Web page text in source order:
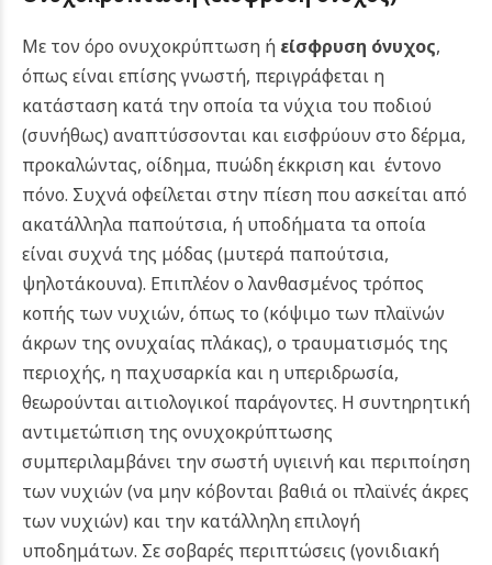
Με τον όρο ονυχοκρύπτωση ή είσφρυση όνυχος,
όπως είναι επίσης γνωστή, περιγράφεται η
κατάσταση κατά την οποία τα νύχια του ποδιού
(συνήθως) αναπτύσσονται και εισφρύουν στο δέρμα,
προκαλώντας, οίδημα, πυώδη έκκριση και έντονο
πόνο. Συχνά οφείλεται στην πίεση που ασκείται από
ακατάλληλα παπούτσια, ή υποδήματα τα οποία
είναι συχνά της μόδας (μυτερά παπούτσια,
ψηλοτάκουνα). Επιπλέον ο λανθασμένος τρόπος
κοπής των νυχιών, όπως το (κόψιμο των πλαϊνών
άκρων της ονυχαίας πλάκας), ο τραυματισμός της
περιοχής, η παχυσαρκία και η υπεριδρωσία,
θεωρούνται αιτιολογικοί παράγοντες. Η συντηρητική
αντιμετώπιση της ονυχοκρύπτωσης
συμπεριλαμβάνει την σωστή υγιεινή και περιποίηση
των νυχιών (να μην κόβονται βαθιά οι πλαϊνές άκρες
των νυχιών) και την κατάλληλη επιλογή
υποδημάτων. Σε σοβαρές περιπτώσεις (γονιδιακή